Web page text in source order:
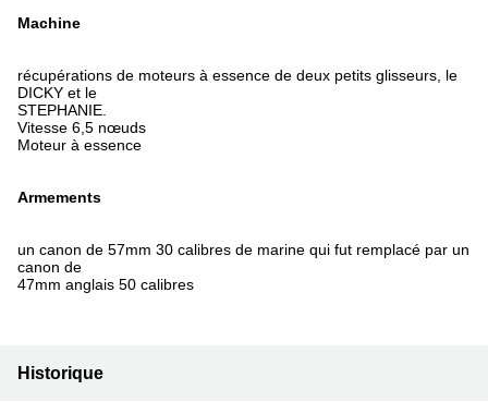
Machine
récupérations de moteurs à essence de deux petits glisseurs, le
DICKY et le
STEPHANIE.
Vitesse 6,5 nœuds
Moteur à essence
Armements
un canon de 57mm 30 calibres de marine qui fut remplacé par un
canon de
47mm anglais 50 calibres
Historique